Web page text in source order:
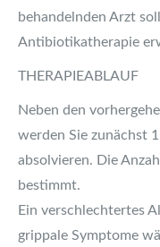
behandelnden Arzt
Antibiotikatherapie
THERAPIEABLAUF
Neben den
werden Sie zunächst
absolvieren. Die
bestimmt.
Ein verschlechtertes
grippale Symptome